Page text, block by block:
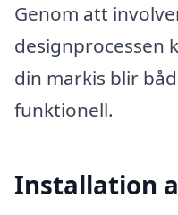
Genom att
designprocessen
din markis blir
funktionell.
Installation